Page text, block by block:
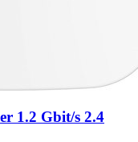
1.2 Gbit/s 2.4